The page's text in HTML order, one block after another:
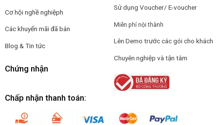
Cơ hội nghề nghiệph
Các khuyến mãi đã bán
Blog & Tin tức
Chứng nhận
Sử dụng Voucher/ E-voucher
Miễn phí nội thành
Lên Demo trước các gói cho khách
Chuyên nghiệp và tận tâm
Chấp nhận thanh toán: